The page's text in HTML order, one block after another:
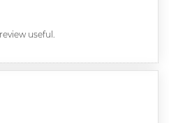
useful.